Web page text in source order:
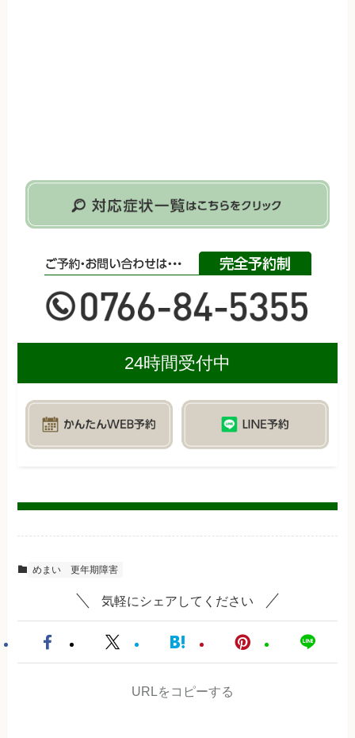
24時間受付中
めまい 更年期障害
気軽にシェアしてください
URLをコピーする